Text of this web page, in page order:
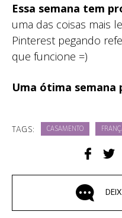
Essa semana tem
uma das coisas mais
Pinterest pegando
que funcione =)
Uma ótima semana
TAGS: CASAMENTO